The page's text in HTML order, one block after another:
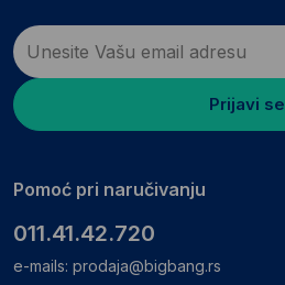
Prijavi se
Pomoć pri naručivanju
011.41.42.720
e-mails: prodaja@bigbang.rs